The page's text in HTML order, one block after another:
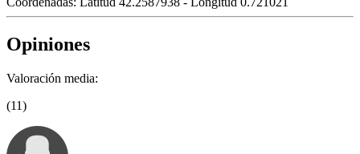
Opiniones
Valoración media:
(11)